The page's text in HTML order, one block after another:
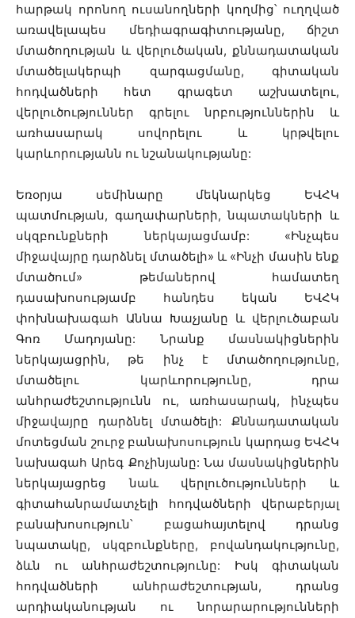
հարթակ որոնող ուսանողների կողմից՝ ուղղված
առավելապես մեդիագրագիտությանը, ճիշտ
մտածողության և վերլուծական, քննադատական
մտածելակերպի զարգացմանը, գիտական
հոդվածների հետ գրագետ աշխատելու,
վերլուծություններ գրելու նրբություններին և
առհասարակ սովորելու և կրթվելու
կարևորությանն ու նշանակությանը:
Եռօրյա սեմինարը մեկնարկեց ԵՎՀԿ
պատմության, գաղափարների, նպատակների և
սկզբունքների ներկայացմամբ: «Ինչպես
միջավայրը դարձնել մտածելի» և «Ինչի մասին ենք
մտածում» թեմաներով համատեղ
դասախոսությամբ հանդես եկան ԵՎՀԿ
փոխնախագահ Աննա Խաչյանը և վերլուծաբան
Գոռ Մադոյանը: Նրանք մասնակիցներին
ներկայացրին, թե ինչ է մտածողությունը,
մտածելու կարևորությունը, դրա
անհրաժեշտությունն ու, առհասարակ, ինչպես
միջավայրը դարձնել մտածելի: Քննադատական
մոտեցման շուրջ բանախոսություն կարդաց ԵՎՀԿ
նախագահ Արեգ Քոչինյանը: Նա մասնակիցներին
ներկայացրեց նաև վերլուծությունների և
գիտահանրամատչելի հոդվածների վերաբերյալ
բանախոսություն՝ բացահայտելով դրանց
նպատակը, սկզբունքները, բովանդակությունը,
ձևն ու անհրաժեշտությունը: Իսկ գիտական
հոդվածների անհրաժեշտության, դրանց
արդիականության ու նորարարությունների